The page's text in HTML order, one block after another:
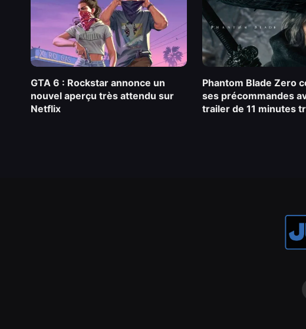
GTA 6 : Rockstar annonce un
nouvel aperçu très attendu sur
Netflix
Phantom Blade Zero
ses précommandes
trailer de 11 minutes